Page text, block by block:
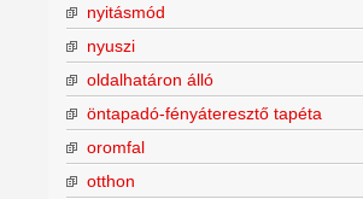
nyitásmód
nyuszi
oldalhatáron álló
öntapadó-fényáteresztő tapéta
oromfal
otthon